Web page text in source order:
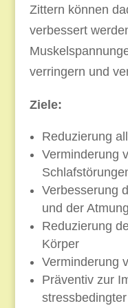
Zittern können
verbessert
verringern und
Ziele:
Reduzierung
Verminderung
Verbesserung
und der Atmung
Reduzierung
Körper
Verminderung
Präventiv zur